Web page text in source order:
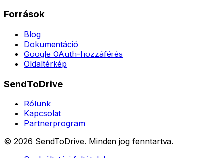
Források
Blog
Dokumentáció
Google OAuth-hozzáférés
Oldaltérkép
SendToDrive
Rólunk
Kapcsolat
Partnerprogram
© 2026 SendToDrive. Minden jog fenntartva.